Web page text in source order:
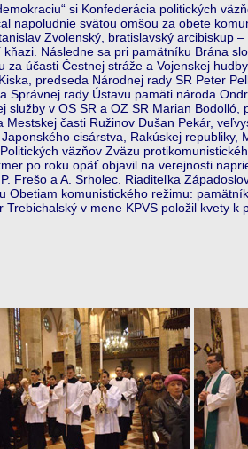
si Konfederácia politických
napoludnie svätou omšou za obete
Zvolenský, bratislavský arcibiskup
Následne sa pri pamätníku Brána
účasti Čestnej stráže a Vojenskej
predseda Národnej rady SR Peter
Správnej rady Ústavu pamäti národa
služby v OS SR a OZ SR Marian Bodolló,
časti Ružinov Dušan Pekár,
cisárstva, Rakúskej republiky,
väzňov Zväzu
po roku opäť objavil na verejnosti
Frešo a A. Srholec. Riaditeľka
Obetiam komunistického režimu:
v mene KPVS položil kvety k